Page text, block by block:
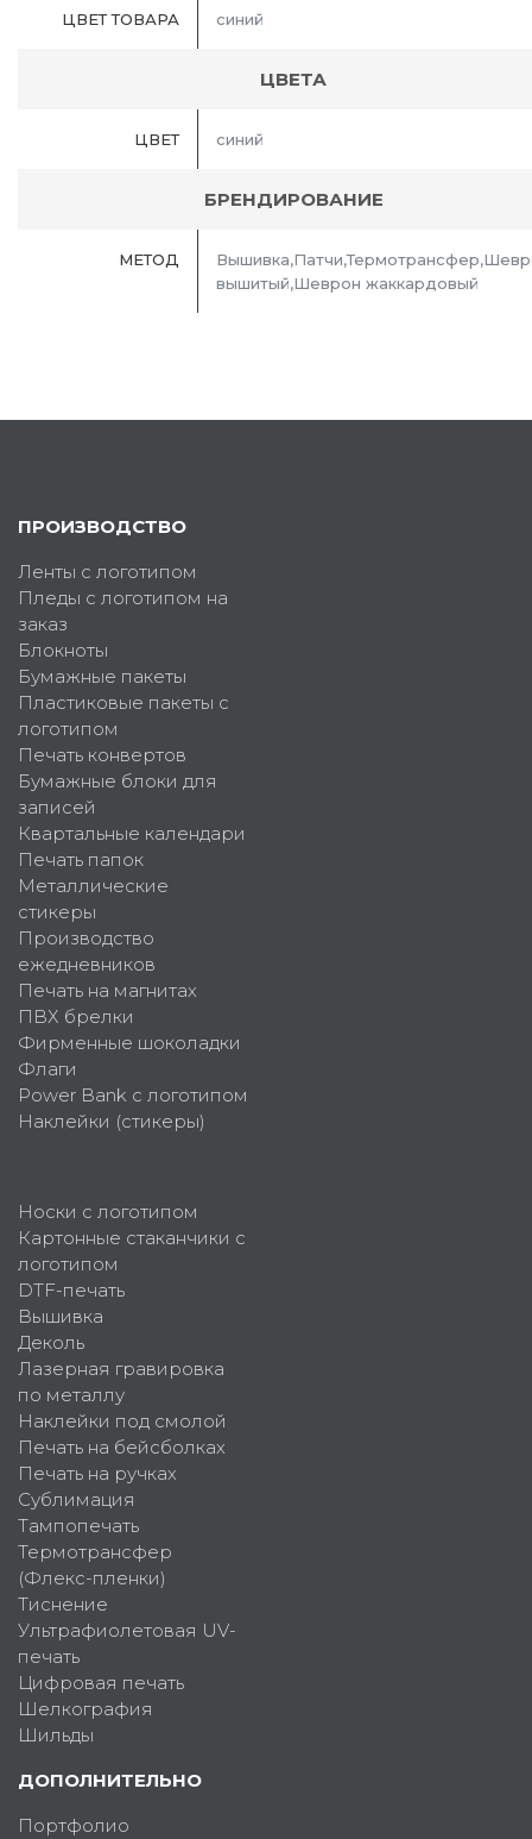
ЦВЕТ ТОВАРА синий
ЦВЕТА
ЦВЕТ синий
БРЕНДИРОВАНИЕ
МЕТОД
вышитый,Шеврон жаккардовый
ПРОИЗВОДСТВО
Ленты с логотипом
Пледы с логотипом на
заказ
Блокноты
Бумажные пакеты
Пластиковые пакеты с
логотипом
Печать конвертов
Бумажные блоки для
записей
Квартальные календари
Печать папок
Металлические
стикеры
Производство
ежедневников
Печать на магнитах
ПВХ брелки
Фирменные шоколадки
Флаги
Power Bank с логотипом
Наклейки (стикеры)
Носки с логотипом
Картонные стаканчики с
логотипом
DTF-печать
Вышивка
Деколь
Лазерная гравировка
по металлу
Наклейки под смолой
Печать на бейсболках
Печать на ручках
Сублимация
Тампопечать
Термотрансфер
(Флекс-пленки)
Тиснение
Ультрафиолетовая UV-
печать
Цифровая печать
Шелкография
Шильды
ДОПОЛНИТЕЛЬНО
Портфолио